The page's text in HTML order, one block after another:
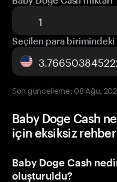
Seçilen para
Son güncelleme: 08 Ağu,
Baby Doge Cash
için eksiksiz rehber
Baby Doge Cash
oluşturuldu?